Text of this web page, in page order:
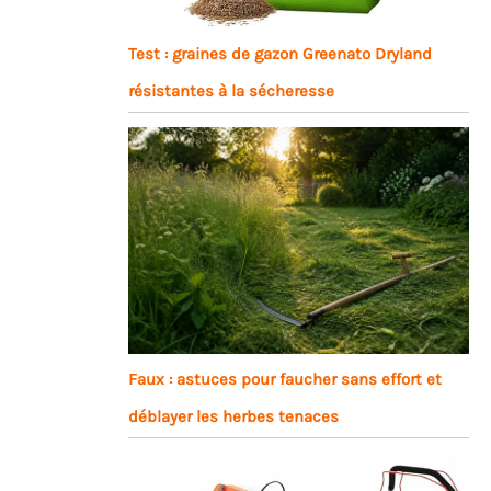
Test : graines de gazon Greenato Dryland
résistantes à la sécheresse
Faux : astuces pour faucher sans effort et
déblayer les herbes tenaces